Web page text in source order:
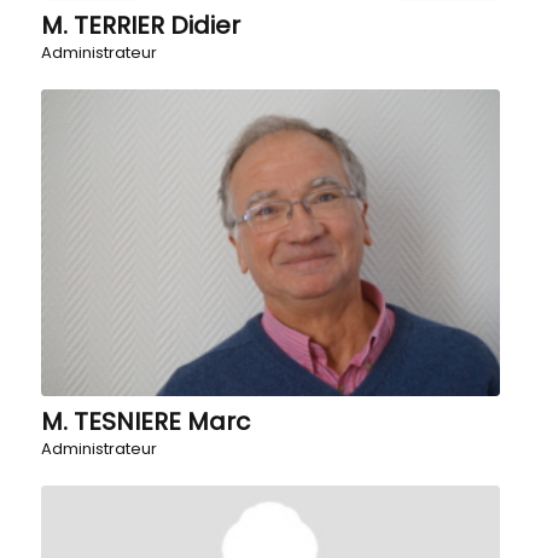
M. TERRIER Didier
Administrateur
M. TESNIERE Marc
Administrateur